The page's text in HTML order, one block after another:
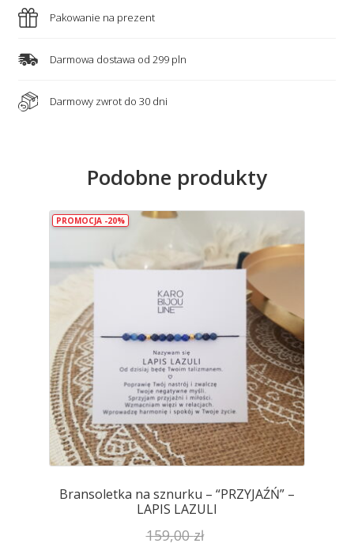
Pakowanie na prezent
Darmowa dostawa od 299 pln
Darmowy zwrot do 30 dni
Podobne produkty
PROMOCJA -20%
Bransoletka na sznurku – “PRZYJAŹŃ” –
LAPIS LAZULI
159,00zł